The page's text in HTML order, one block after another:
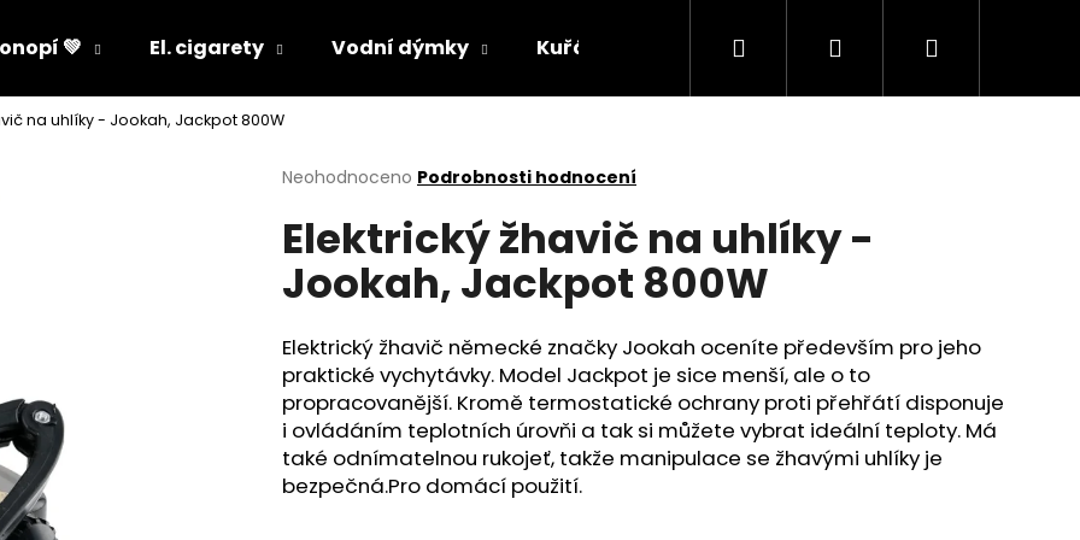
💚 El. cigarety Vodní dýmky Kuřácké potřeby Žvýkací tabák
Hledat PřihlášeníNákupní
na uhlíky - Jookah, Jackpot 800W
Průměrné
produktu
je
0,0
z
hvězdiček.
Neohodnoceno Podrobnosti hodnocení
Elektrický žhavič na uhlíky -
Jookah, Jackpot 800W
Elektrický žhavič německé značky Jookah oceníte především pro jeho
praktické vychytávky. Model Jackpot je sice menší, ale o to
propracovanější. Kromě termostatické ochrany proti přehřátí disponuje
i ovládáním teplotních úrovňi a tak si můžete vybrat ideální teploty. Má
také odnímatelnou rukojeť, takže manipulace se žhavými uhlíky je
bezpečná.Pro domácí použití.
Co potřebujete najít?
HLEDAT
Následující